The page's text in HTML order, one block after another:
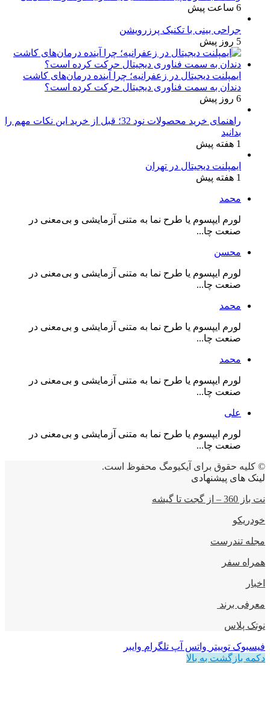
6 ساعت پیش
جراحی بینی با تکنیک پرزرویشن
5 روز پیش
ایمپلنت دیجیتال در زعفرانیه؛ چرا آینده درمان‌های کاشت
دندان به سمت فناوری دیجیتال حرکت کرده است؟
6 روز پیش
راهنمای خرید محصولات نود 32؛ قبل از خرید این نکات مهم را
بدانید
1 هفته پیش
ایمپلنت دیجیتال در تهران
1 هفته پیش
محمد
لورم ایپسوم یا طرح‌ نما به متنی آزمایشی و بی‌معنی در
صنعت چا...
محسن
لورم ایپسوم یا طرح‌ نما به متنی آزمایشی و بی‌معنی در
صنعت چا...
محمد
لورم ایپسوم یا طرح‌ نما به متنی آزمایشی و بی‌معنی در
صنعت چا...
محمد
لورم ایپسوم یا طرح‌ نما به متنی آزمایشی و بی‌معنی در
صنعت چا...
علی
لورم ایپسوم یا طرح‌ نما به متنی آزمایشی و بی‌معنی در
صنعت چا...
© کلیه حقوق برای آیکیومگ محفوظ است.
لینک های پیشنهادی
نت باز 360 – از گجت تا گیشه
خودریکو
مجله‌ تندرست
همراه سفر
اخبار
معرفی برند
نوتک پلاس
فیسبوک توییتر واتس آپ تلگرام وایبر
دکمه بازگشت به بالا